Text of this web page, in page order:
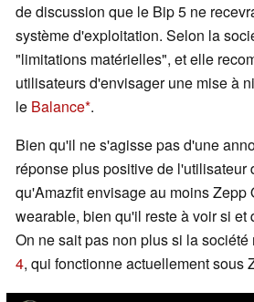
de discussion que le Bip 5 ne
système d'exploitation. Selon la
"limitations matérielles", et elle
utilisateurs d'envisager une mise à
le Balance .
Bien qu'il ne s'agisse pas d'une
réponse plus positive de l'utilisateur
qu'Amazfit envisage au moins Zepp
wearable, bien qu'il reste à voir si et
On ne sait pas non plus si la société
4, qui fonctionne actuellement sous